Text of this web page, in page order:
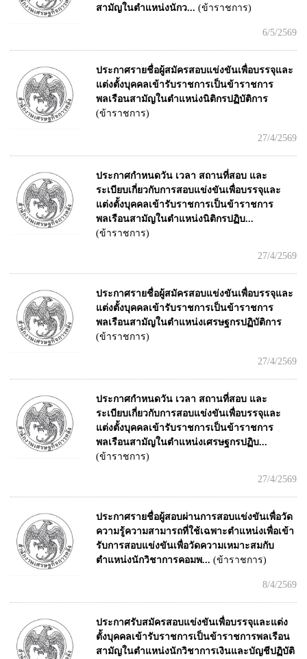
สามัญในตำแหน่งนักว... (ข้าราชการ)
6/5/2569
ประกาศรายชื่อผู้สมัครสอบแข่งขันเพื่อบรรจุและ
แต่งตั้งบุคคลเข้ารับราชการเป็นข้าราชการ
พลเรือนสามัญในตำแหน่งนิติกรปฏิบัติการ
(ข้าราชการ)
27/4/2569
ประกาศกำหนดวัน เวลา สถานที่สอบ และ
ระเบียบเกี่ยวกับการสอบแข่งขันเพื่อบรรจุและ
แต่งตั้งบุคคลเข้ารับราชการเป็นข้าราชการ
พลเรือนสามัญในตำแหน่งนิติกรปฏิบ...
(ข้าราชการ)
27/4/2569
ประกาศรายชื่อผู้สมัครสอบแข่งขันเพื่อบรรจุและ
แต่งตั้งบุคคลเข้ารับราชการเป็นข้าราชการ
พลเรือนสามัญในตำแหน่งเศรษฐกรปฏิบัติการ
(ข้าราชการ)
27/4/2569
ประกาศกำหนดวัน เวลา สถานที่สอบ และ
ระเบียบเกี่ยวกับการสอบแข่งขันเพื่อบรรจุและ
แต่งตั้งบุคคลเข้ารับราชการเป็นข้าราชการ
พลเรือนสามัญในตำแหน่งเศรษฐกรปฏิบ...
(ข้าราชการ)
27/4/2569
ประกาศรายชื่อผู้สอบผ่านการสอบแข่งขันเพื่อวัด
ความรู้ความสามารถที่ใช้เฉพาะตำแหน่งเพื่อเข้า
รับการสอบแข่งขันเพื่อวัดความเหมาะสมกับ
ตำแหน่งนักวิชาการคอมพ... (ข้าราชการ)
8/4/2569
ประกาศรับสมัครสอบแข่งขันเพื่อบรรจุและแต่ง
ตั้งบุคคลเข้ารับราชการเป็นข้าราชการพลเรือน
สามัญในตำแหน่งนักวิชาการเงินและบัญชีปฏิบัติ